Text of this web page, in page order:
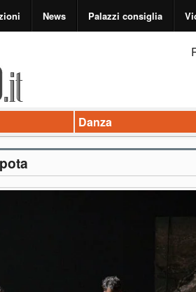
News Palazzi consiglia
Danza